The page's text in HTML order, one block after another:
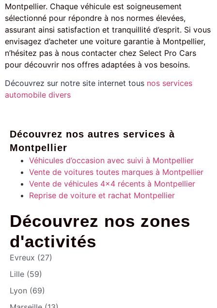
Montpellier. Chaque véhicule est soigneusement
sélectionné pour répondre à nos normes élevées,
assurant ainsi satisfaction et tranquillité d’esprit. Si vous
envisagez d’acheter une voiture garantie à Montpellier,
n’hésitez pas à nous contacter chez Select Pro Cars
pour découvrir nos offres adaptées à vos besoins.
Découvrez sur notre site internet tous nos services
automobile divers
Découvrez nos autres services à
Montpellier
Véhicules d’occasion avec suivi à Montpellier
Vente de voitures toutes marques à Montpellier
Vente de véhicules 4×4 récents à Montpellier
Reprise de voiture et rachat Montpellier
Découvrez nos zones
d'activités
Evreux (27)
Lille (59)
Lyon (69)